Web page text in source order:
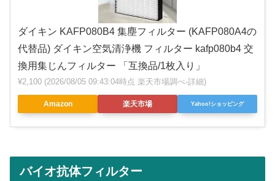
ダイキン KAFP080B4 集塵フィルター (KAFP080A4の
代替品) ダイキン空気清浄機 フィルター kafp080b4 交
換用集じんフィルター 「互換品/1枚入り」
¥2,100 (2026/08/05 09:43:04時点 楽天市場調べ-詳細)
Amazon 楽天市場 Yahoo!ショッピング
バイオ抗体フィルター